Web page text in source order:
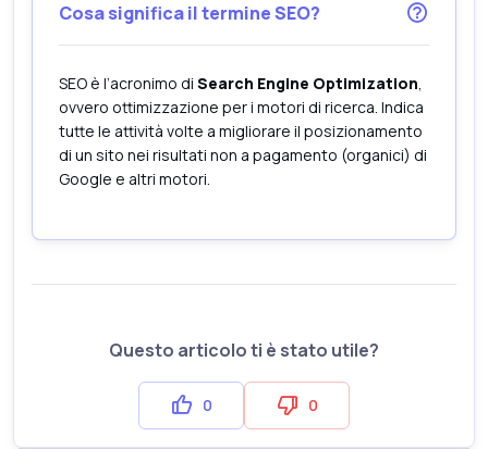
Cosa significa il termine SEO?
SEO è l’acronimo di Search Engine Optimization
ovvero ottimizzazione per i motori di ricerca. Indica
tutte le attività volte a migliorare il posizionamento
di un sito nei risultati non a pagamento (organici) di
Google e altri motori.
Questo articolo ti è stato utile?
0 0